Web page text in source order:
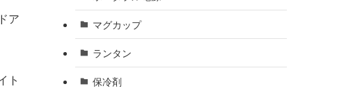
ア
ト
マグカップ
ランタン
保冷剤